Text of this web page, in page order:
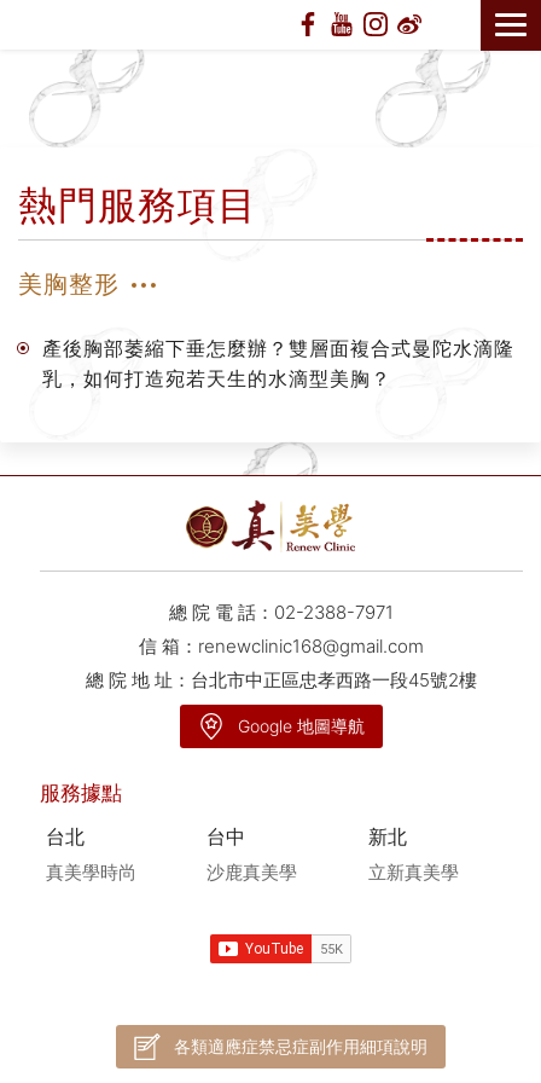
熱門服務項目
美胸整形
產後胸部萎縮下垂怎麼辦？雙層面複合式曼陀水滴隆
乳，如何打造宛若天生的水滴型美胸？
總 院 電 話： 02-2388-7971
信 箱： renewclinic168@gmail.com
總 院 地 址：台北市中正區忠孝西路一段45號2樓
Google 地圖導航
服務據點
台北
真美學時尚
台中
沙鹿真美學
新北
立新真美學
各類適應症禁忌症副作用細項說明